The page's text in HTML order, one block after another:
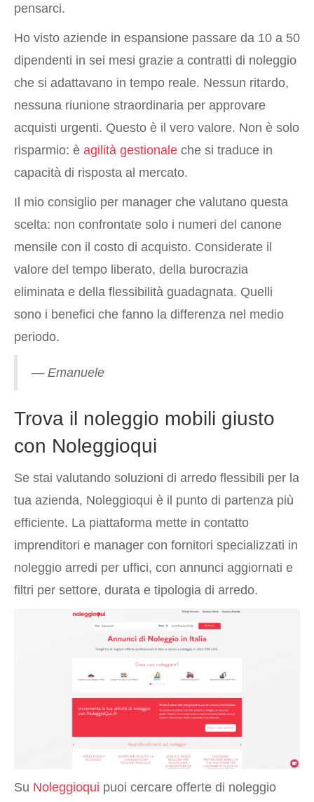
pensarci.
Ho visto aziende in espansione passare da 10 a 50
dipendenti in sei mesi grazie a contratti di noleggio
che si adattavano in tempo reale. Nessun ritardo,
nessuna riunione straordinaria per approvare
acquisti urgenti. Questo è il vero valore. Non è solo
risparmio: è agilità gestionale che si traduce in
capacità di risposta al mercato.
Il mio consiglio per manager che valutano questa
scelta: non confrontate solo i numeri del canone
mensile con il costo di acquisto. Considerate il
valore del tempo liberato, della burocrazia
eliminata e della flessibilità guadagnata. Quelli
sono i benefici che fanno la differenza nel medio
periodo.
— Emanuele
Trova il noleggio mobili giusto
con Noleggioqui
Se stai valutando soluzioni di arredo flessibili per la
tua azienda, Noleggioqui è il punto di partenza più
efficiente. La piattaforma mette in contatto
imprenditori e manager con fornitori specializzati in
noleggio arredi per uffici, con annunci aggiornati e
filtri per settore, durata e tipologia di arredo.
Su Noleggioqui puoi cercare offerte di noleggio